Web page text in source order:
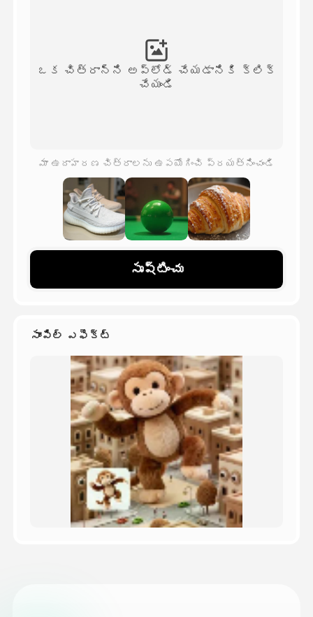
అన్ని టెంప్లేట్‌లను చూడండి
బ్లాగ్
ఒక చిత్రాన్ని అప్‌లోడ్ చేయడానికి క్లిక్
చేయండి
మా ఉదాహరణ చిత్రాలను ఉపయోగించి ప్రయత్నించండి
సృష్టించు
సాంపిల్ ఎఫెక్ట్